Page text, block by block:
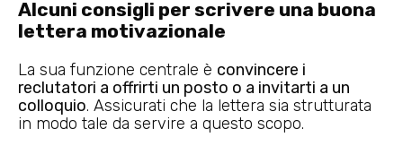
Alcuni consigli per scrivere una buona
lettera motivazionale
La sua funzione centrale è convincere i
reclutatori a offrirti un posto o a invitarti a un
colloquio. Assicurati che la lettera sia strutturata
in modo tale da servire a questo scopo.